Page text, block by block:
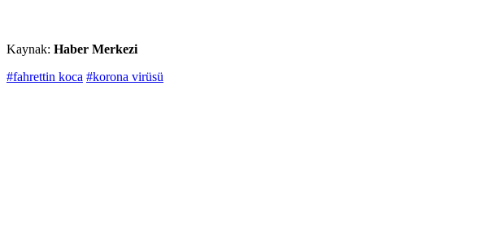
Kaynak: Haber Merkezi
#fahrettin koca #korona virüsü